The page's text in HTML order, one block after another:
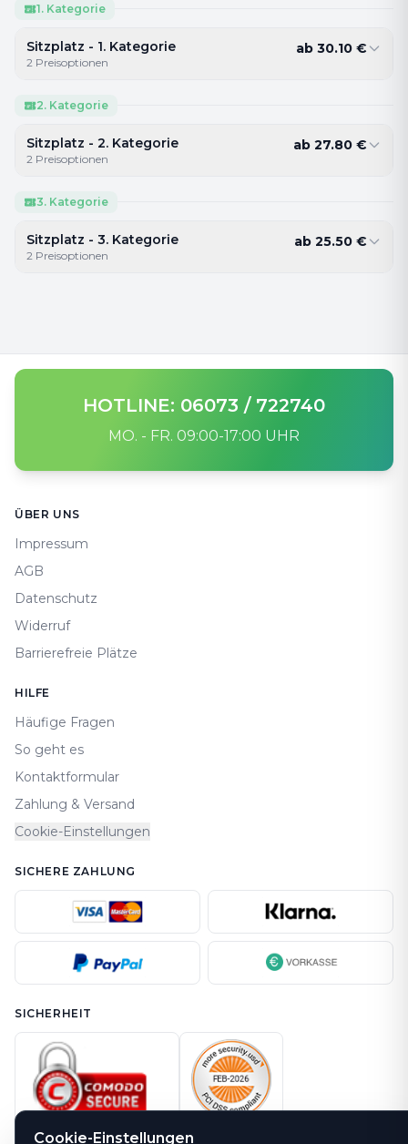
1. Kategorie
Sitzplatz - 1. Kategorie
2 Preisoptionen
ab 30.10 €
2. Kategorie
Sitzplatz - 2. Kategorie
2 Preisoptionen
ab 27.80 €
3. Kategorie
Sitzplatz - 3. Kategorie
2 Preisoptionen
ab 25.50 €
HOTLINE: 06073 / 722740
MO. - FR. 09:00-17:00 UHR
ÜBER UNS
Impressum
AGB
Datenschutz
Widerruf
Barrierefreie Plätze
HILFE
Häufige Fragen
So geht es
Kontaktformular
Zahlung & Versand
Cookie-Einstellungen
SICHERE ZAHLUNG
SICHERHEIT
Cookie-Einstellungen